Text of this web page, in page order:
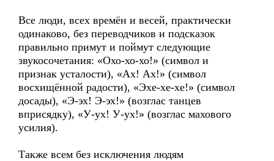
Все люди, всех времён и весей, практически
одинаково, без переводчиков и подсказок
правильно примут и поймут следующие
звукосочетания: «Охо-хо-хо!» (символ и
признак усталости), «Ах! Ах!» (символ
восхищённой радости), «Эхе-хе-хе!» (символ
досады), «Э-эх! Э-эх!» (возглас танцев
вприсядку), «У-ух! У-ух!» (возглас махового
усилия).
Также всем без исключения людям